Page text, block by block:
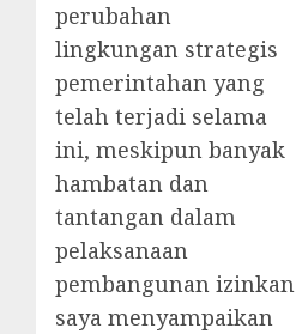
perubahan
lingkungan strategis
pemerintahan yang
telah terjadi selama
ini, meskipun banyak
hambatan dan
tantangan dalam
pelaksanaan
pembangunan izinkan
saya menyampaikan